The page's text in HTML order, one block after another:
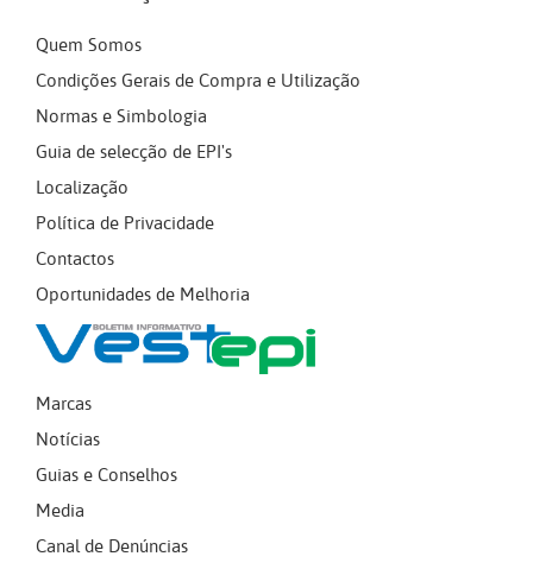
Quem Somos
Condições Gerais de Compra e Utilização
Normas e Simbologia
Guia de selecção de EPI's
Localização
Política de Privacidade
Contactos
Oportunidades de Melhoria
Marcas
Notícias
Guias e Conselhos
Media
Canal de Denúncias